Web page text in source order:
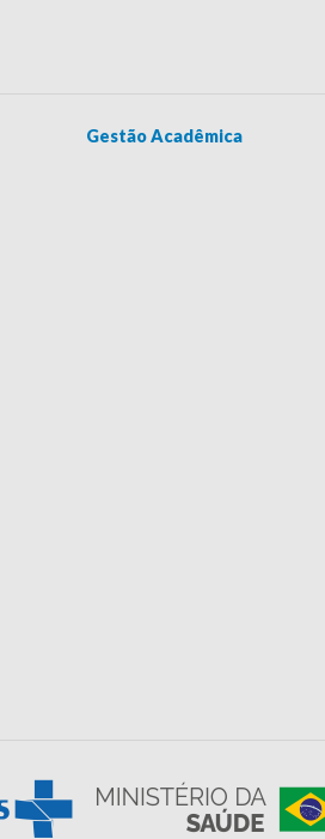
Gestão Acadêmica